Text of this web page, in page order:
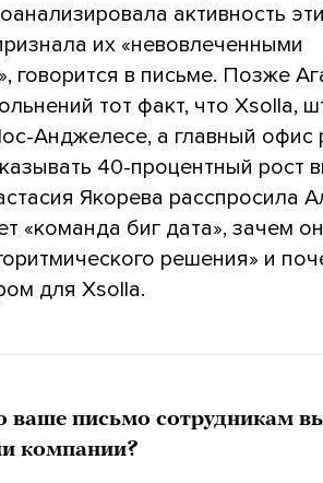
активность
их «невовлеченными
говорится в письме. Позже
тот факт, что Xsolla,
Анджелесе, а главный офис
40-процентный рост
Якорева расспросила
«команда биг дата», зачем
решения» и
для Xsolla.
письмо сотрудникам
компании?